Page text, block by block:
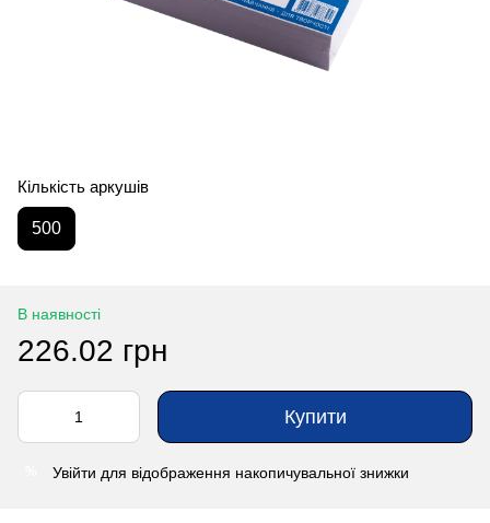
Кількість аркушів
500
В наявності
226.02 грн
Купити
Увійти для відображення накопичувальної знижки